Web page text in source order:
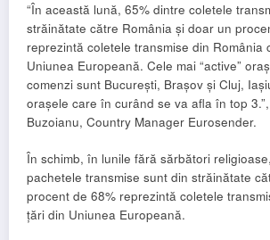
“În această lună, 65% dintre coletele
străinătate către România și doar un
reprezintă coletele transmise din România
Uniunea Europeană. Cele mai “active”
comenzi sunt București, Brașov și Cluj,
orașele care în curând se va afla în top
Buzoianu, Country Manager Eurosender.
În schimb, în lunile fără sărbători
pachetele transmise sunt din străinătate
procent de 68% reprezintă coletele
țări din Uniunea Europeană.